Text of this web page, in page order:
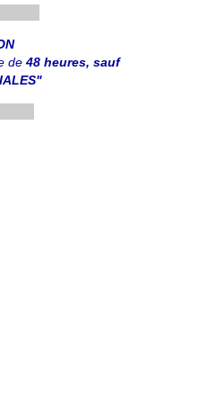
de 48 heures, sauf